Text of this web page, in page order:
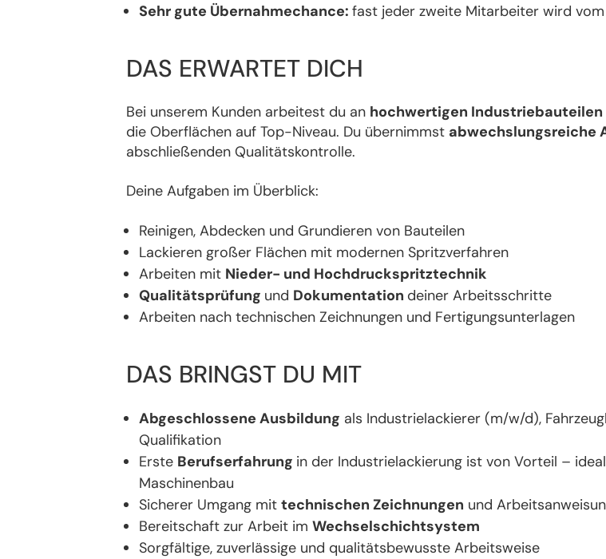
Sehr gute Übernahmechance: fast jeder zweite Mitarbeiter wird
DAS ERWARTET DICH
Bei unserem Kunden arbeitest du an hochwertigen Industriebauteilen
die Oberflächen auf Top-Niveau. Du übernimmst abwechslungsreiche
abschließenden Qualitätskontrolle.
Deine Aufgaben im Überblick:
Reinigen, Abdecken und Grundieren von Bauteilen
Lackieren großer Flächen mit modernen Spritzverfahren
Arbeiten mit Nieder- und Hochdruckspritztechnik
Qualitätsprüfung und Dokumentation deiner Arbeitsschritte
Arbeiten nach technischen Zeichnungen und Fertigungsunterlagen​
DAS BRINGST DU MIT
Abgeschlossene Ausbildung als Industrielackierer (m/w/d),
Qualifikation
​Erste Berufserfahrung in der Industrielackierung ist von Vorteil –
Maschinenbau
Sicherer Umgang mit technischen Zeichnungen und
Bereitschaft zur Arbeit im Wechselschichtsystem
Sorgfältige, zuverlässige und qualitätsbewusste Arbeitsweise